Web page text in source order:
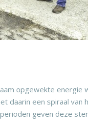
opgewekte energie
daarin een spiraal van
geven deze